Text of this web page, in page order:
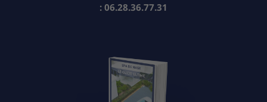
: 06.28.36.77.31